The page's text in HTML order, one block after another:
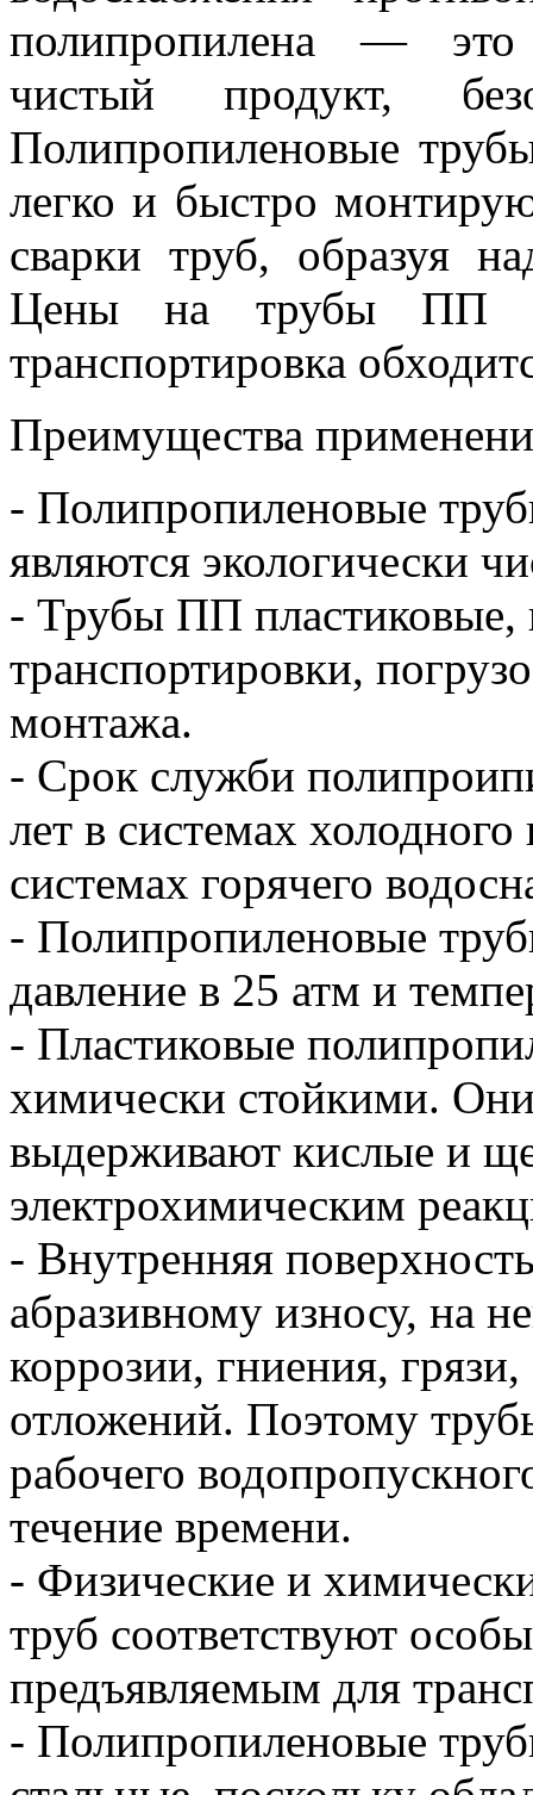
полипропилена — это
чистый продукт,
Полипропиленовые
легко и быстро
сварки труб, образуя
Цены на трубы ПП
транспортировка
Преимущества
- Полипропиленовые
являются экологически
- Трубы ПП пластиковые,
транспортировки,
монтажа.
- Срок служби
лет в системах
системах горячего
- Полипропиленовые
давление в 25 атм и
- Пластиковые
химически стойкими.
выдерживают кислые и
электрохимическим
- Внутренняя
абразивному износу, на
коррозии, гниения,
отложений. Поэтому
рабочего
течение времени.
- Физические и
труб соответствуют
предъявляемым для
- Полипропиленовые